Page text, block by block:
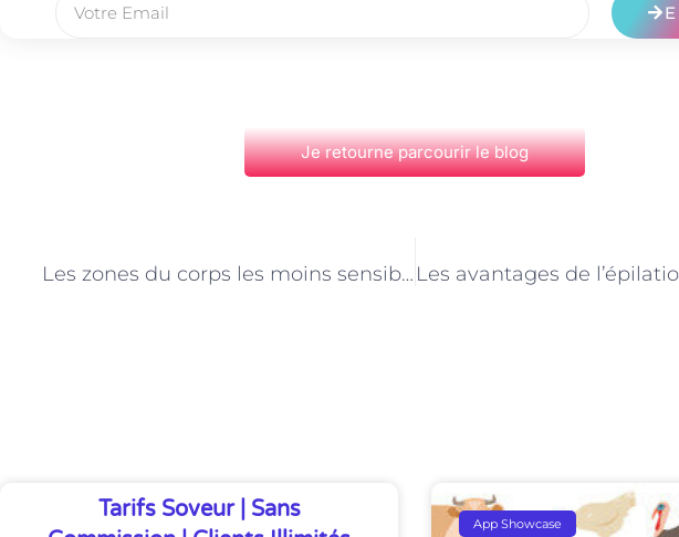
Je retourne parcourir le blog
Les zones du corps les moins sensibles pour l’épilation au laser à Paris
Tarifs Soveur | Sans
App Showcase